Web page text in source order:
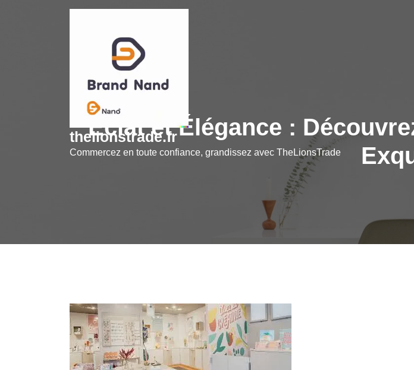
thelionstrade.fr
Commercez en toute confiance, grandissez avec TheLionsTrade
Éclat et Élégance :